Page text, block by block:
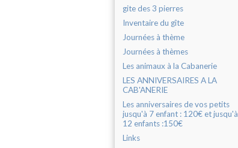
gite des 3 pierres
Inventaire du gîte
Journées à thème
Journées à thèmes
Les animaux à la Cabanerie
LES ANNIVERSAIRES A LA
CAB'ANERIE
Les anniversaires de vos petits
jusqu'à 7 enfant : 120€ et jusqu'à
12 enfants :150€
Links